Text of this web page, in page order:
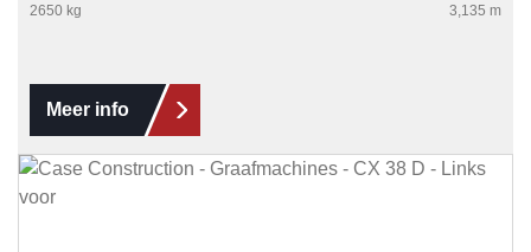
2650 kg
3,135 m
Meer info